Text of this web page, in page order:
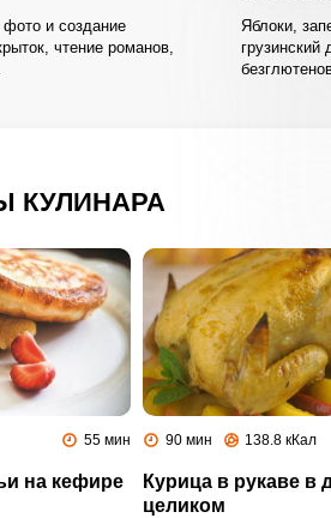
фото и создание
чтение романов,
Яблоки,
КУЛИНАРА
55 мин
на кефире
90 мин 138.8 кКал
Курица в рукаве в
целиком